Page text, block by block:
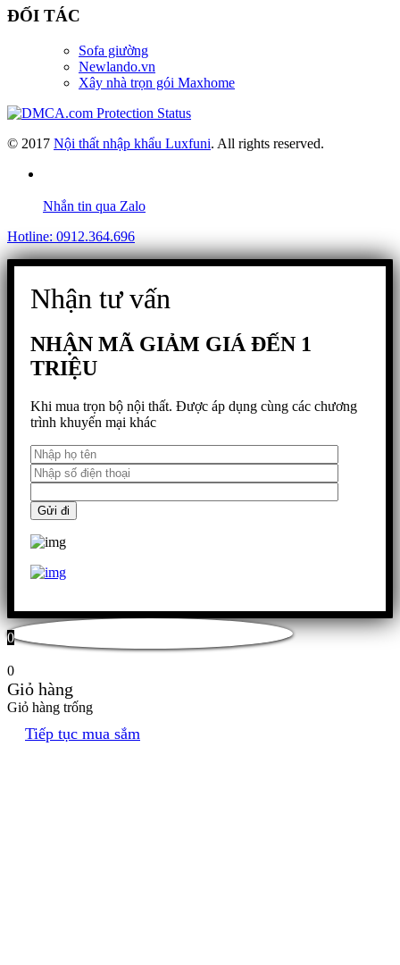
ĐỐI TÁC
Sofa giường
Newlando.vn
Xây nhà trọn gói Maxhome
© 2017 Nội thất nhập khẩu Luxfuni. All rights reserved.
Nhắn tin qua Zalo
Hotline: 0912.364.696
Nhận tư vấn
NHẬN MÃ GIẢM GIÁ ĐẾN 1
TRIỆU
Khi mua trọn bộ nội thất. Được áp dụng cùng các chương
trình khuyến mại khác
0
0
Giỏ hàng
Giỏ hàng trống
Tiếp tục mua sắm